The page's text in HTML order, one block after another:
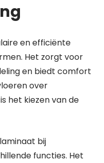
en efficiënte
Het zorgt voor
en biedt comfort
over
het kiezen van de
bij
functies. Het